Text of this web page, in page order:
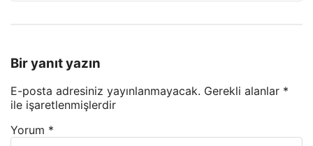
Bir yanıt yazın
E-posta adresiniz yayınlanmayacak. Gerekli alanlar *
ile işaretlenmişlerdir
Yorum *